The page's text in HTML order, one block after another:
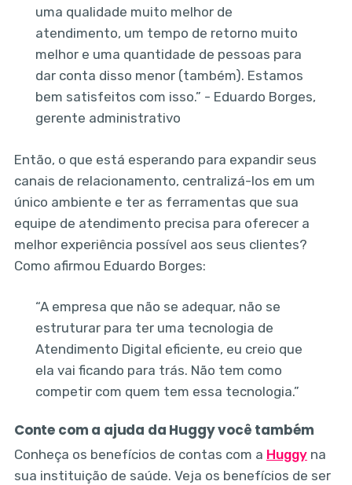
uma qualidade muito melhor de
atendimento, um tempo de retorno muito
melhor e uma quantidade de pessoas para
dar conta disso menor (também). Estamos
bem satisfeitos com isso.” - Eduardo Borges,
gerente administrativo
Então, o que está esperando para expandir seus
canais de relacionamento, centralizá-los em um
único ambiente e ter as ferramentas que sua
equipe de atendimento precisa para oferecer a
melhor experiência possível aos seus clientes?
Como afirmou Eduardo Borges:
“A empresa que não se adequar, não se
estruturar para ter uma tecnologia de
Atendimento Digital eficiente, eu creio que
ela vai ficando para trás. Não tem como
competir com quem tem essa tecnologia.”
Conte com a ajuda da Huggy você também
Conheça os benefícios de contas com a Huggyna
sua instituição de saúde. Veja os benefícios de ser